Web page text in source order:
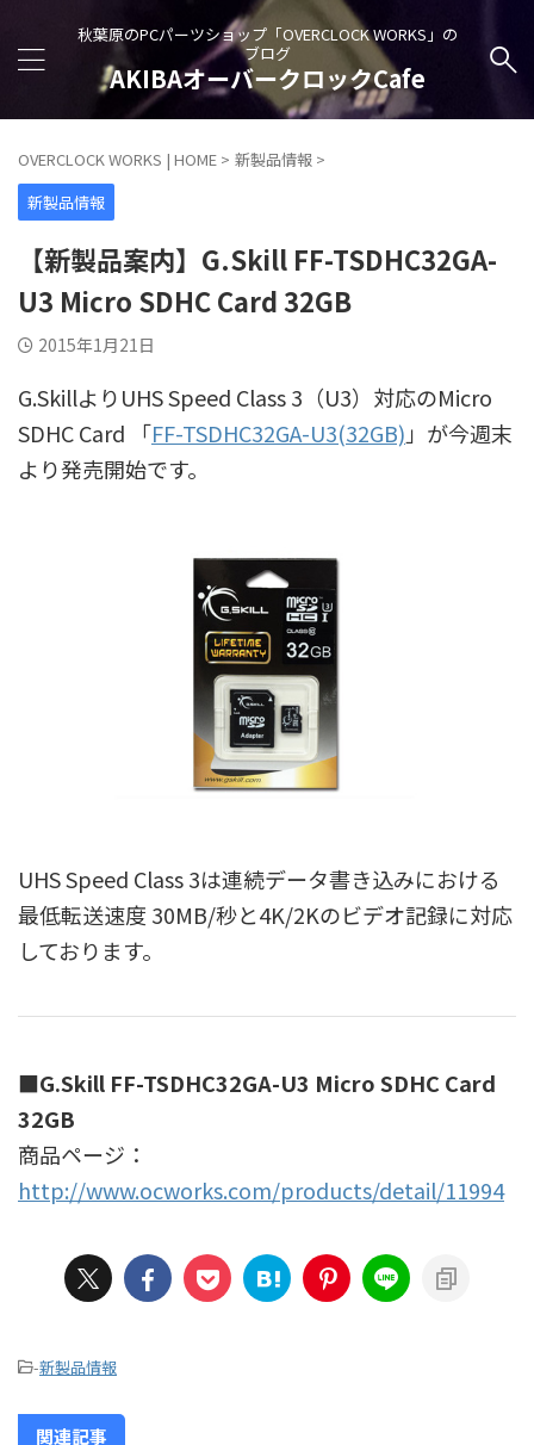
秋葉原のPCパーツショップ「OVERCLOCK WORKS」の
ブログ
AKIBAオーバークロックCafe
OVERCLOCK WORKS | HOME > 新製品情報 >
新製品情報
【新製品案内】G.Skill FF-TSDHC32GA-
U3 Micro SDHC Card 32GB
2015年1月21日
G.SkillよりUHS Speed Class 3（U3）対応のMicro
SDHC Card 「FF-TSDHC32GA-U3(32GB) 」が今週末
より発売開始です。
UHS Speed Class 3は連続データ書き込みにおける
最低転送速度 30MB/秒と4K/2Kのビデオ記録に対応
しております。
■G.Skill FF-TSDHC32GA-U3 Micro SDHC Card
32GB
商品ページ：
http://www.ocworks.com/products/detail/11994
-新製品情報
関連記事